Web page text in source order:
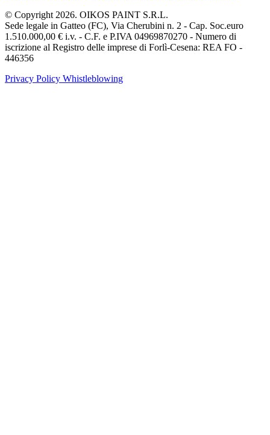
© Copyright 2026. OIKOS PAINT S.R.L.
Sede legale in Gatteo (FC), Via Cherubini n. 2 - Cap. Soc.euro
1.510.000,00 € i.v. - C.F. e P.IVA 04969870270 - Numero di
iscrizione al Registro delle imprese di Forlì-Cesena: REA FO -
446356
Privacy Policy Whistleblowing